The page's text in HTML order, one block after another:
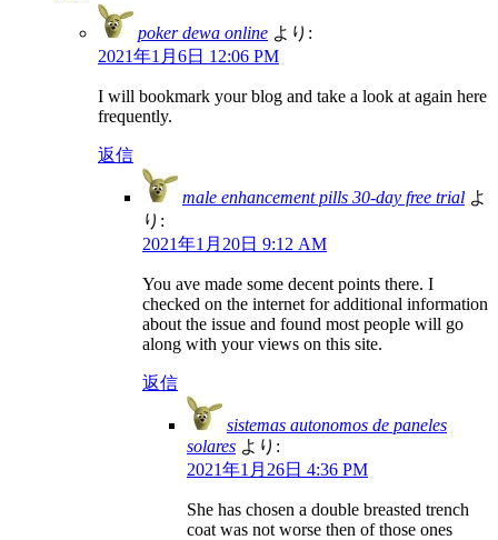
poker dewa online より:
2021年1月6日 12:06 PM
I will bookmark your blog and take a look at again here
frequently.
返信
male enhancement pills 30-day free trial よ
り:
2021年1月20日 9:12 AM
You ave made some decent points there. I
checked on the internet for additional information
about the issue and found most people will go
along with your views on this site.
返信
sistemas autonomos de paneles
solares より:
2021年1月26日 4:36 PM
She has chosen a double breasted trench
coat was not worse then of those ones